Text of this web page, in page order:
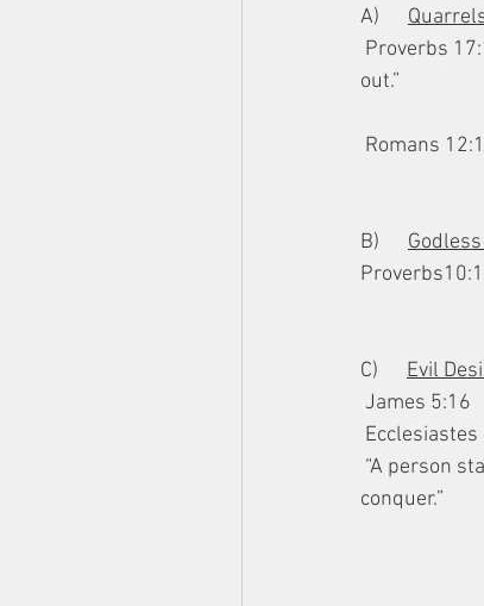
A)
out.”
Romans
B)
C) Evil
James 5:16
conquer.”